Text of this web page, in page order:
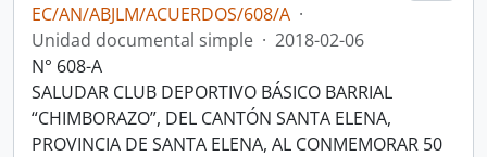
EC/AN/ABJLM/ACUERDOS/608/A ·
Unidad documental simple · 2018-02-06
N° 608-A
SALUDAR CLUB DEPORTIVO BÁSICO BARRIAL
“CHIMBORAZO”, DEL CANTÓN SANTA ELENA,
PROVINCIA DE SANTA ELENA, AL CONMEMORAR 50